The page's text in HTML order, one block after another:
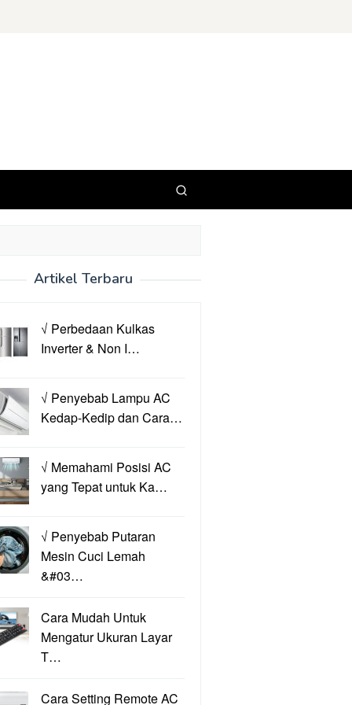
Artikel Terbaru
√ Perbedaan Kulkas
Inverter & Non I…
√ Penyebab Lampu AC
Kedap-Kedip dan Cara…
√ Memahami Posisi AC
yang Tepat untuk Ka…
√ Penyebab Putaran
Mesin Cuci Lemah
&#03…
Cara Mudah Untuk
Mengatur Ukuran Layar
T…
Cara Setting Remote AC